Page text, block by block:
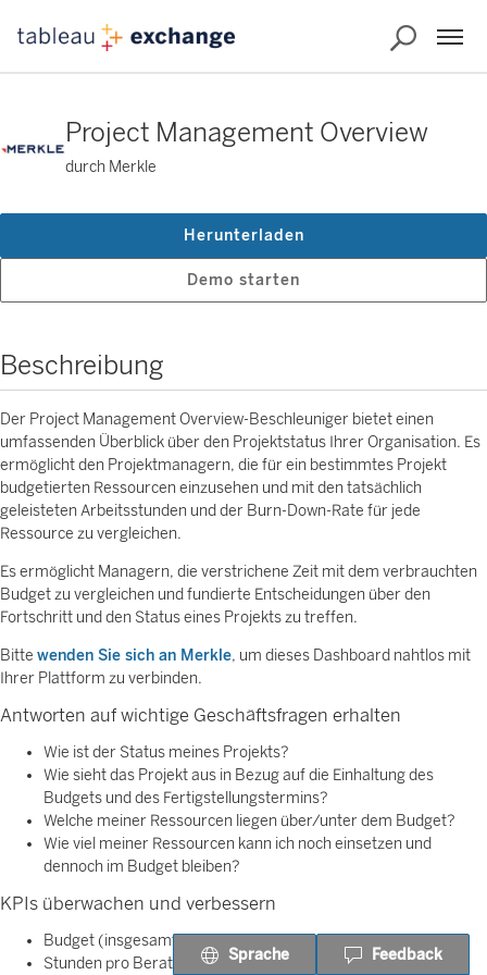
Project Management Overview
durch Merkle
Demo starten
Herunterladen
Beschreibung
Der Project Management Overview-Beschleuniger bietet einen
umfassenden Überblick über den Projektstatus Ihrer Organisation. Es
ermöglicht den Projektmanagern, die für ein bestimmtes Projekt
budgetierten Ressourcen einzusehen und mit den tatsächlich
geleisteten Arbeitsstunden und der Burn-Down-Rate für jede
Ressource zu vergleichen.
Es ermöglicht Managern, die verstrichene Zeit mit dem verbrauchten
Budget zu vergleichen und fundierte Entscheidungen über den
Fortschritt und den Status eines Projekts zu treffen.
Bitte wenden Sie sich an Merkle, um dieses Dashboard nahtlos mit
Ihrer Plattform zu verbinden.
Antworten auf wichtige Geschäftsfragen erhalten
Wie ist der Status meines Projekts?
Wie sieht das Projekt aus in Bezug auf die Einhaltung des
Budgets und des Fertigstellungstermins?
Welche meiner Ressourcen liegen über/unter dem Budget?
Wie viel meiner Ressourcen kann ich noch einsetzen und
dennoch im Budget bleiben?
KPIs überwachen und verbessern
Budget (insgesamt, verbraucht und verfügbar)
Stunden pro Berater (insgesamt, gearbeitet und verfügbar)
Sprache Feedback